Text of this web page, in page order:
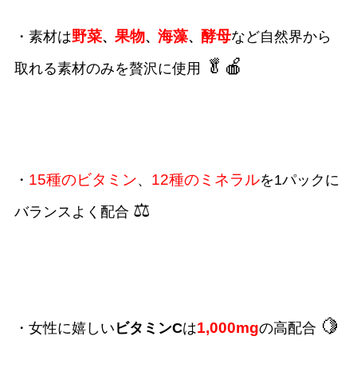
・素材は野菜、 果物、 海藻、 酵母など自然界から
取れる素材のみを贅沢に使用
🥬🍎
・ 15種のビタミン、 12種のミネラルを1パックに
バランスよく配合 ⚖️
・女性に嬉しい ビタミンCは1,000mgの高配合 🍋